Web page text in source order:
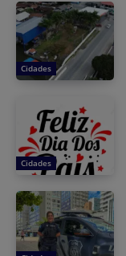
Cidades
Cidades